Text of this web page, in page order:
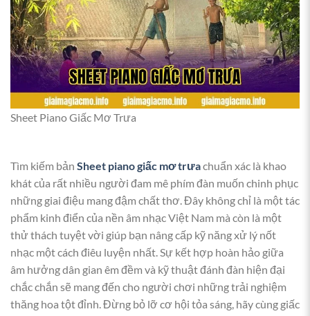
Sheet Piano Giấc Mơ Trưa
Tìm kiếm bản Sheet piano giấc mơ trưachuẩn xác là khao
khát của rất nhiều người đam mê phím đàn muốn chinh phục
những giai điệu mang đậm chất thơ. Đây không chỉ là một tác
phẩm kinh điển của nền âm nhạc Việt Nam mà còn là một
thử thách tuyệt vời giúp bạn nâng cấp kỹ năng xử lý nốt
nhạc một cách điêu luyện nhất. Sự kết hợp hoàn hảo giữa
âm hưởng dân gian êm đềm và kỹ thuật đánh đàn hiện đại
chắc chắn sẽ mang đến cho người chơi những trải nghiệm
thăng hoa tột đỉnh. Đừng bỏ lỡ cơ hội tỏa sáng, hãy cùng giấc